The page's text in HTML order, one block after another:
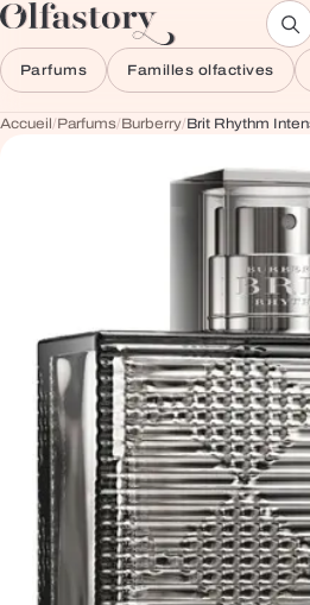
Aller au contenu
Parfums Familles olfactives
Accueil/Parfums/Burberry/Brit Rhythm